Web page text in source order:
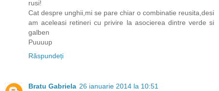
rusi!
Cat despre unghii,mi se pare chiar o combinatie reusita,desi
am aceleasi retineri cu privire la asocierea dintre verde si
galben
Puuuup
Răspundeți
Bratu Gabriela 26 ianuarie 2014 la 10:51